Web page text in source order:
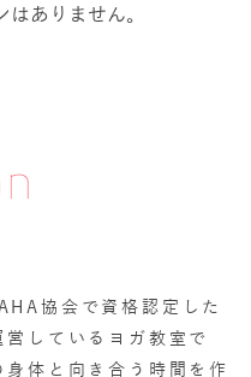
ありません。
協会で資格認定した
しているヨガ教室で
体と向き合う時間を作